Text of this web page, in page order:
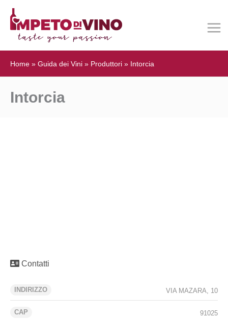
Home » Guida dei Vini » Produttori » Intorcia
Intorcia
Contatti
INDIRIZZO VIA MAZARA, 10
CAP 91025